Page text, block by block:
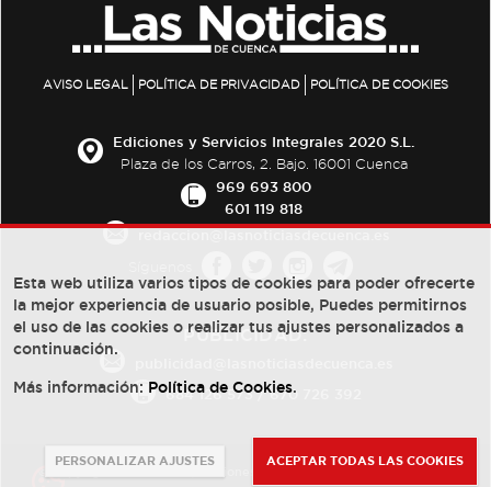
AVISO LEGAL POLÍTICA DE PRIVACIDAD POLÍTICA DE COOKIES
Ediciones y Servicios Integrales 2020 S.L.
Plaza de los Carros, 2. Bajo. 16001 Cuenca
969 693 800
601 119 818
PUBLICIDAD:
684 126 573/670 726 392
Esta web utiliza varios tipos de cookies para poder ofrecerte
la mejor experiencia de usuario posible, Puedes permitirnos
el uso de las cookies o realizar tus ajustes personalizados a
continuación.
Más información: Política de Cookies.
PERSONALIZAR AJUSTES ACEPTAR TODAS LAS COOKIES